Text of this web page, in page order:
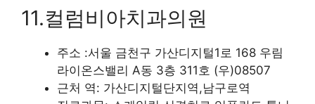
11.컬럼비아치과의원
주소 :서울 금천구 가산디지털1로 168 우림
라이온스밸리 A동 3층 311호 (우)08507
근처 역: 가산디지털단지역,남구로역